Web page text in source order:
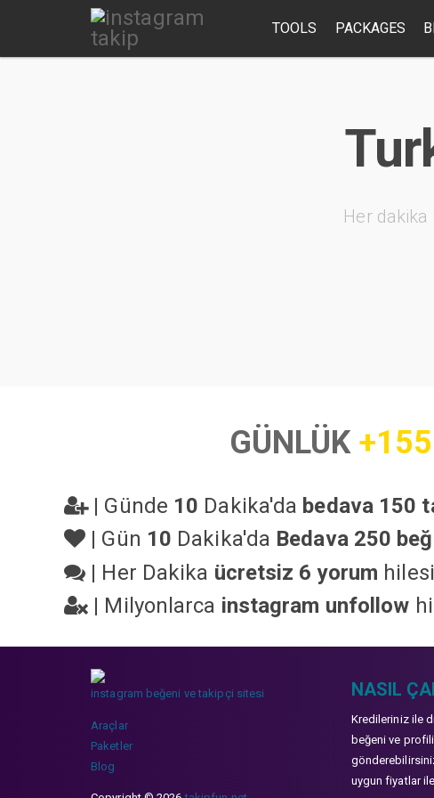
TOOLS PACKAGES
Her dakika
GÜNLÜK
| Günde 10 Dakika'da bedava 150
| Gün 10 Dakika'da Bedava 250
| Her Dakika ücretsiz 6 yorum
| Milyonlarca instagram unfollow
instagram beğeni ve takipçi sitesi
Araçlar
Paketler
Blog
NASIL
Kredileriniz ile
beğeni ve
uygun fiyatlar